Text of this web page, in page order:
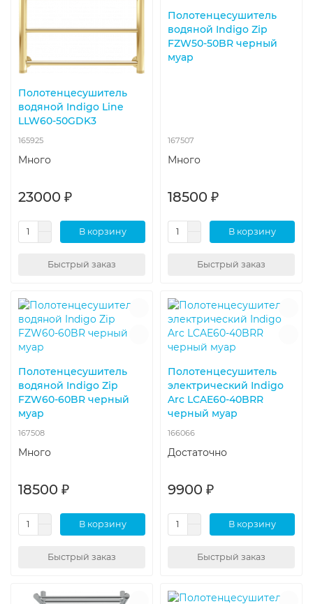
Полотенцесушитель
водяной Indigo Line
LLW60-50GDK3
165925
Много
23000 ₽
В корзину
Быстрый заказ
Полотенцесушитель
водяной Indigo Zip
FZW50-50BR черный
муар
167507
Много
18500 ₽
В корзину
Быстрый заказ
Полотенцесушитель
водяной Indigo Zip
FZW60-60BR черный
муар
167508
Много
18500 ₽
В корзину
Быстрый заказ
Полотенцесушитель
электрический Indigo
Arc LCAE60-40BRR
черный муар
166066
Достаточно
9900 ₽
В корзину
Быстрый заказ